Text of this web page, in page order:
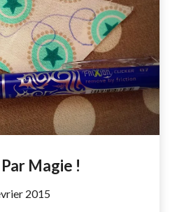
Magie !
2015